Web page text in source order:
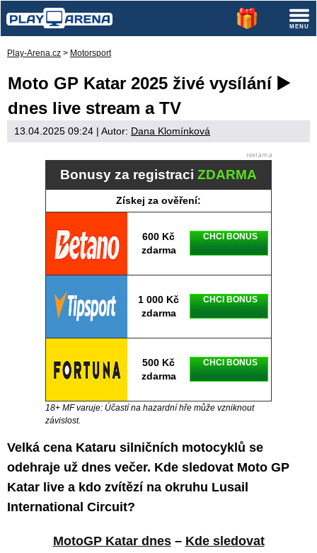
Play-Arena.cz > Motorsport
Moto GP Katar 2025 živé vysílání ▶️
dnes live stream a TV
13.04.2025 09:24 | Autor: Dana Klomínková
Bonusy za registraci ZDARMA
Získej za ověření:
600 Kč
zdarma
CHCI BONUS
1 000 Kč
zdarma
CHCI BONUS
500 Kč
zdarma
CHCI BONUS
18+ MF varuje: Účastí na hazardní hře může vzniknout
závislost.
Velká cena Kataru silničních motocyklů se
odehraje už dnes večer. Kde sledovat Moto GP
Katar live a kdo zvítězí na okruhu Lusail
International Circuit?
MotoGP Katar dnes– Kde sledovat